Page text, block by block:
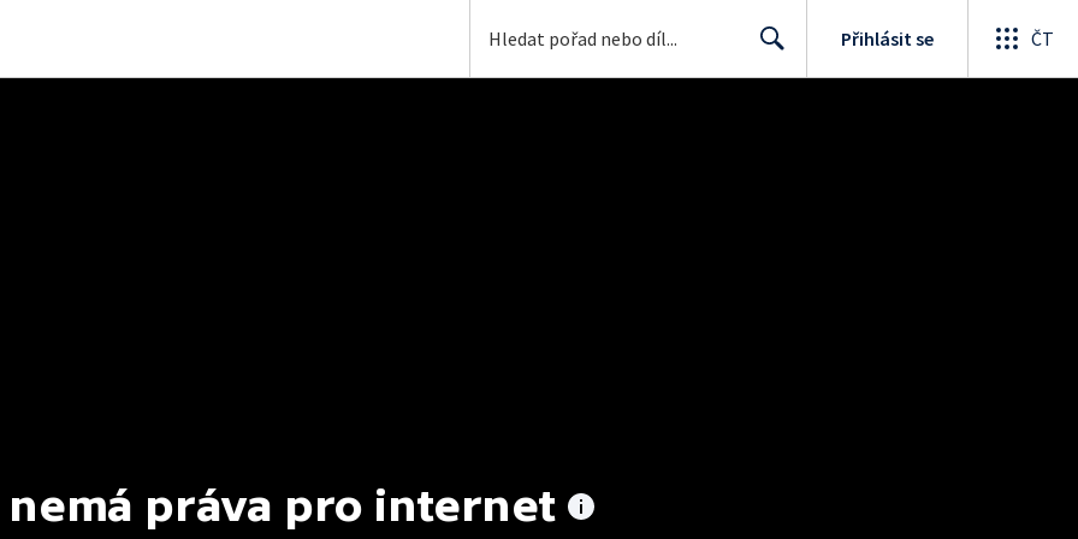
Přihlásit se ČT
nemá práva pro internet